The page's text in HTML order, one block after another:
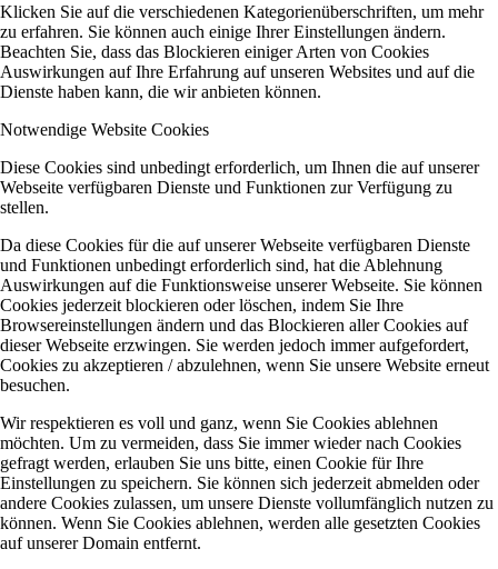
Klicken Sie auf die verschiedenen Kategorienüberschriften, um mehr
zu erfahren. Sie können auch einige Ihrer Einstellungen ändern.
Beachten Sie, dass das Blockieren einiger Arten von Cookies
Auswirkungen auf Ihre Erfahrung auf unseren Websites und auf die
Dienste haben kann, die wir anbieten können.
Notwendige Website Cookies
Diese Cookies sind unbedingt erforderlich, um Ihnen die auf unserer
Webseite verfügbaren Dienste und Funktionen zur Verfügung zu
stellen.
Da diese Cookies für die auf unserer Webseite verfügbaren Dienste
und Funktionen unbedingt erforderlich sind, hat die Ablehnung
Auswirkungen auf die Funktionsweise unserer Webseite. Sie können
Cookies jederzeit blockieren oder löschen, indem Sie Ihre
Browsereinstellungen ändern und das Blockieren aller Cookies auf
dieser Webseite erzwingen. Sie werden jedoch immer aufgefordert,
Cookies zu akzeptieren / abzulehnen, wenn Sie unsere Website erneut
besuchen.
Wir respektieren es voll und ganz, wenn Sie Cookies ablehnen
möchten. Um zu vermeiden, dass Sie immer wieder nach Cookies
gefragt werden, erlauben Sie uns bitte, einen Cookie für Ihre
Einstellungen zu speichern. Sie können sich jederzeit abmelden oder
andere Cookies zulassen, um unsere Dienste vollumfänglich nutzen zu
können. Wenn Sie Cookies ablehnen, werden alle gesetzten Cookies
auf unserer Domain entfernt.